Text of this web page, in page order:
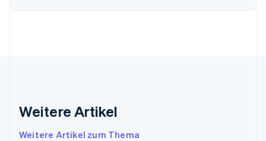
Weitere Artikel
Weitere Artikel zum Thema
EnglishSvenska
English
English